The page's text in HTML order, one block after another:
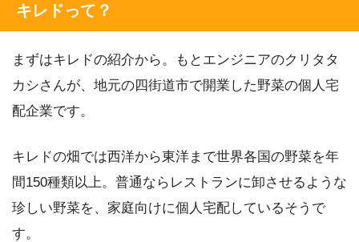
キレドって？
まずはキレドの紹介から。もとエンジニアのクリタタ
カシさんが、地元の四街道市で開業した野菜の個人宅
配企業です。
キレドの畑では西洋から東洋まで世界各国の野菜を年
間150種類以上。普通ならレストランに卸させるような
珍しい野菜を、家庭向けに個人宅配しているそうで
す。